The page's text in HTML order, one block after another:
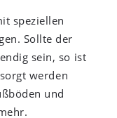
speziellen
Sollte der
sein, so ist
werden
und